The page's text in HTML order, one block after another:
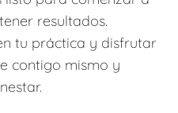
resultados.
tu práctica y disfrutar
contigo mismo y